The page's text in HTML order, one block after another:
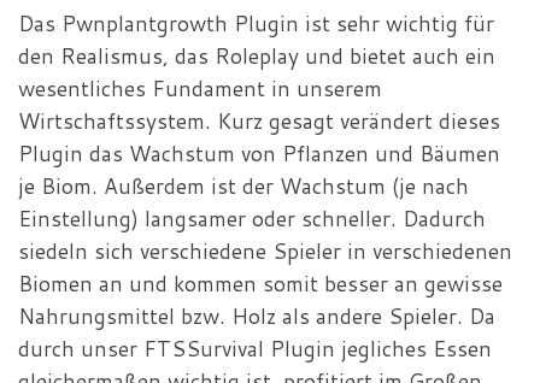
Das Pwnplantgrowth Plugin ist sehr wichtig für
den Realismus, das Roleplay und bietet auch ein
wesentliches Fundament in unserem
Wirtschaftssystem. Kurz gesagt verändert dieses
Plugin das Wachstum von Pflanzen und Bäumen
je Biom. Außerdem ist der Wachstum (je nach
Einstellung) langsamer oder schneller. Dadurch
siedeln sich verschiedene Spieler in verschiedenen
Biomen an und kommen somit besser an gewisse
Nahrungsmittel bzw. Holz als andere Spieler. Da
durch unser FTSSurvival Plugin jegliches Essen